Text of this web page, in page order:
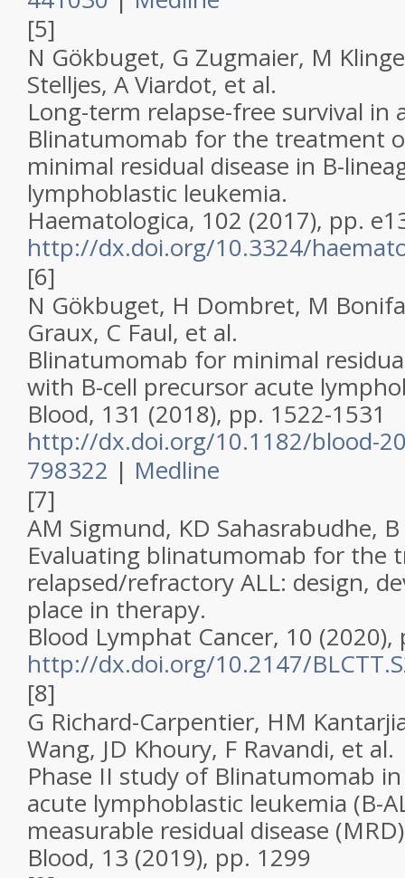
[5]
N Gökbuget, G Zugmaier, M
Stelljes, A Viardot, et al.
Long-term relapse-free survival in
Blinatumomab for the treatment
minimal residual disease in B-
lymphoblastic leukemia.
Haematologica, 102 (2017), pp.
http://dx.doi.org/10.3324/
[6]
N Gökbuget, H Dombret, M
Graux, C Faul, et al.
Blinatumomab for minimal
with B-cell precursor acute
Blood, 131 (2018), pp. 1522-1531
http://dx.doi.org/10.1182/blood-
798322 | Medline
[7]
AM Sigmund, KD Sahasrabudhe,
Evaluating blinatumomab for the
relapsed/refractory ALL: design,
place in therapy.
Blood Lymphat Cancer, 10 (2020),
http://dx.doi.org/10.2147/
[8]
G Richard-Carpentier, HM
Wang, JD Khoury, F Ravandi, et al.
Phase II study of Blinatumomab
acute lymphoblastic leukemia (B-
measurable residual disease
Blood, 13 (2019), pp. 1299